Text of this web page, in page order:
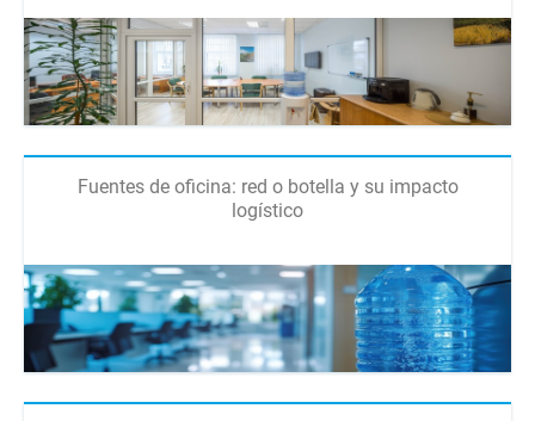
Fuentes de oficina: red o botella y su impacto
logístico